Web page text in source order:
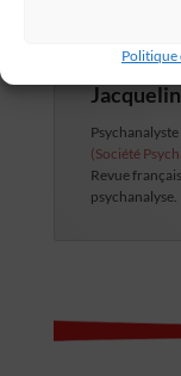
Politique
(Société
Revue
psychanalyse.